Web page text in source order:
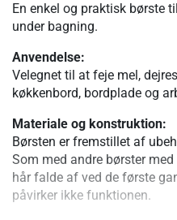
En enkel og praktisk børste
under bagning.
Anvendelse:
Velegnet til at feje mel,
køkkenbord, bordplade og
Materiale og konstruktion:
Børsten er fremstillet af
Som med andre børster
hår falde af ved de første
påvirker ikke funktionen.